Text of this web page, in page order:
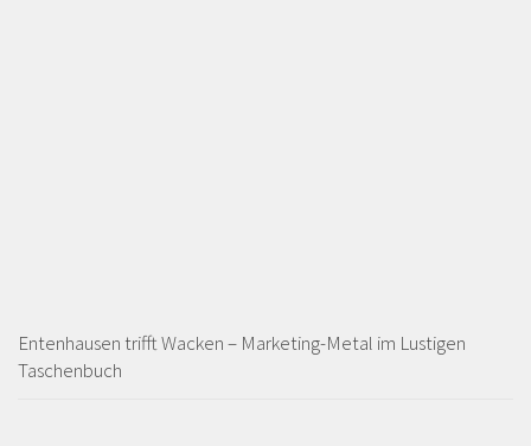
Entenhausen trifft Wacken – Marketing-Metal im Lustigen
Taschenbuch